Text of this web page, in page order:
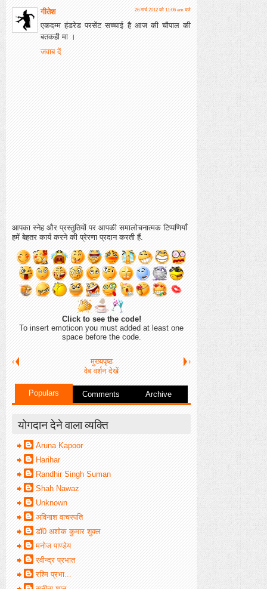
गीतेश
26 मार्च 2012 को 11:06 am बजे
एकदम्म हंडरेड परसेंट सच्चाई है आज की चौपाल की
बतकही मा ।
जवाब दें
आपका स्नेह और प्रस्तुतियों पर आपकी समालोचनात्मक टिप्पणियाँ
हमें बेहतर कार्य करने की प्रेरणा प्रदान करती हैं.
Click to see the code!
To insert emoticon you must added at least one
space before the code.
‹ ›
मुख्यपृष्ठ
वेब वर्शन देखें
Populars Comments Archive
योगदान देने वाला व्यक्ति
Aruna Kapoor
Harihar
Randhir Singh Suman
Shah Nawaz
Unknown
अविनाश वाचस्पति
डॉ0 अशोक कुमार शुक्ल
मनोज पाण्डेय
रवीन्द्र प्रभात
रश्मि प्रभा...